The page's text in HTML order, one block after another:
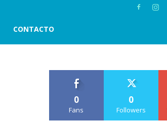
CONTACTO
0
Fans
0
Followers